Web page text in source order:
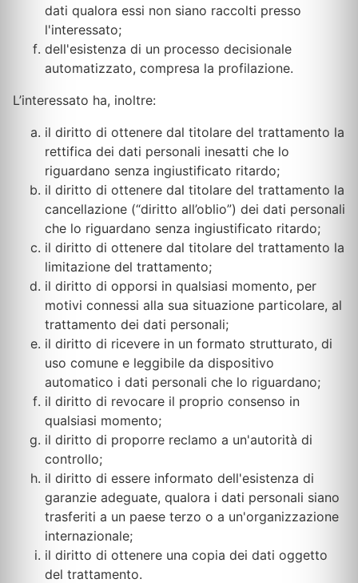
dati qualora essi non siano raccolti presso
l'interessato;
dell'esistenza di un processo decisionale
automatizzato, compresa la profilazione.
L’interessato ha, inoltre:
il diritto di ottenere dal titolare del trattamento la
rettifica dei dati personali inesatti che lo
riguardano senza ingiustificato ritardo;
il diritto di ottenere dal titolare del trattamento la
cancellazione (“diritto all’oblio”) dei dati personali
che lo riguardano senza ingiustificato ritardo;
il diritto di ottenere dal titolare del trattamento la
limitazione del trattamento;
il diritto di opporsi in qualsiasi momento, per
motivi connessi alla sua situazione particolare, al
trattamento dei dati personali;
il diritto di ricevere in un formato strutturato, di
uso comune e leggibile da dispositivo
automatico i dati personali che lo riguardano;
il diritto di revocare il proprio consenso in
qualsiasi momento;
il diritto di proporre reclamo a un'autorità di
controllo;
il diritto di essere informato dell'esistenza di
garanzie adeguate, qualora i dati personali siano
trasferiti a un paese terzo o a un'organizzazione
internazionale;
il diritto di ottenere una copia dei dati oggetto
del trattamento.